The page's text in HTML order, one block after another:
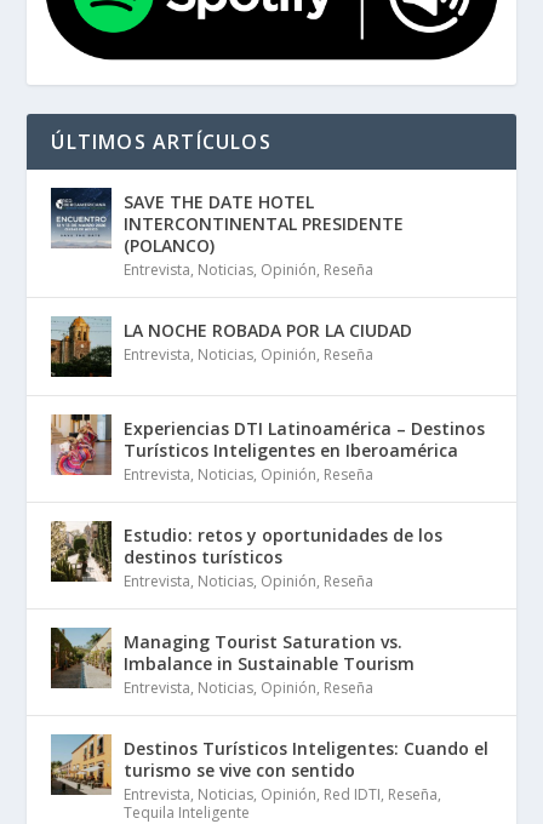
ÚLTIMOS ARTÍCULOS
SAVE THE DATE HOTEL
INTERCONTINENTAL PRESIDENTE
(POLANCO)
Entrevista, Noticias, Opinión, Reseña
LA NOCHE ROBADA POR LA CIUDAD
Entrevista, Noticias, Opinión, Reseña
Experiencias DTI Latinoamérica – Destinos
Turísticos Inteligentes en Iberoamérica
Entrevista, Noticias, Opinión, Reseña
Estudio: retos y oportunidades de los
destinos turísticos
Entrevista, Noticias, Opinión, Reseña
Managing Tourist Saturation vs.
Imbalance in Sustainable Tourism
Entrevista, Noticias, Opinión, Reseña
Destinos Turísticos Inteligentes: Cuando el
turismo se vive con sentido
Entrevista, Noticias, Opinión, Red IDTI, Reseña,
Tequila Inteligente